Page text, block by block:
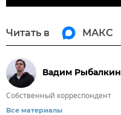
Читать в МАКС
Вадим Рыбалкин
Собственный корреспондент
Все материалы